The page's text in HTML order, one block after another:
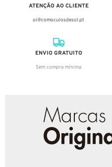
ATENÇÃO AO CLIENTE
oi@comoculosdesol.pt
ENVIO GRATUITO
Sem compra mínima